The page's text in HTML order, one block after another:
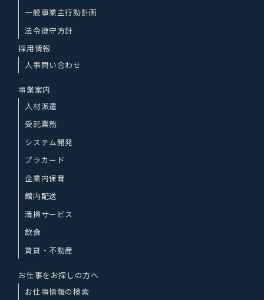
一般事業主行動計画
法令遵守方針
採用情報
人事問い合わせ
事業案内
人材派遣
受託業務
システム開発
プラカード
企業内保育
館内配送
清掃サービス
飲食
賃貸・不動産
お仕事をお探しの方へ
お仕事情報の検索